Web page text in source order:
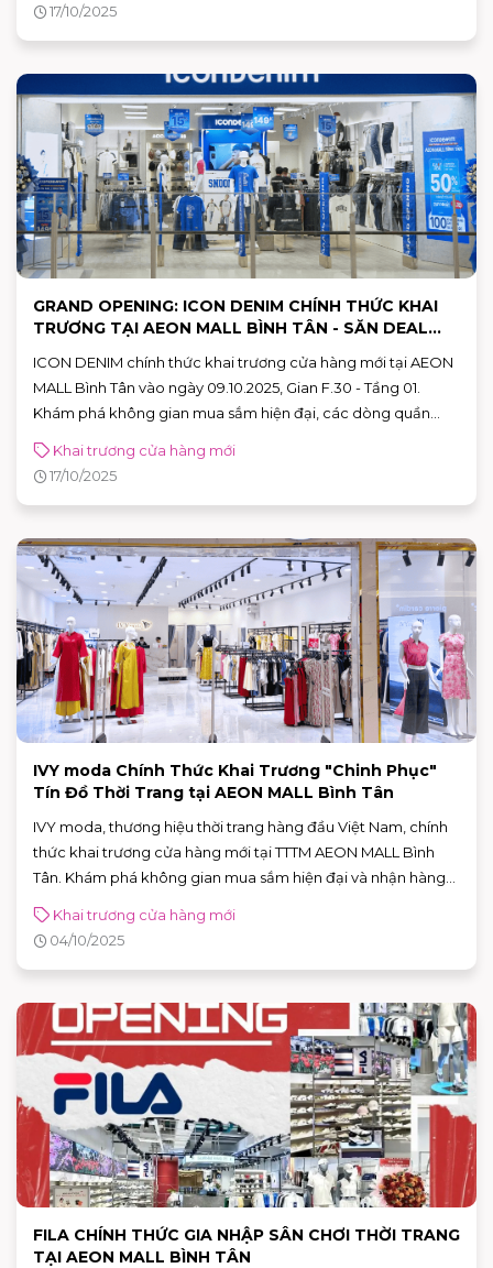
17/10/2025
GRAND OPENING: ICON DENIM CHÍNH THỨC KHAI
TRƯƠNG TẠI AEON MALL BÌNH TÂN - SĂN DEAL
ICON DENIM chính thức khai trương cửa hàng mới tại AEON
MALL Bình Tân vào ngày 09.10.2025, Gian F.30 - Tầng 01.
Khám phá không gian mua sắm hiện đại, các dòng quần
ưu đãi GRAND OPENING siêu hấp dẫn. Ghé thăm ngay!
Khai trương cửa hàng mới
17/10/2025
IVY moda Chính Thức Khai Trương "Chinh Phục"
Tín Đồ Thời Trang tại AEON MALL Bình Tân
IVY moda, thương hiệu thời trang hàng đầu Việt Nam, chính
thức khai trương cửa hàng mới tại TTTM AEON MALL Bình
Tân. Khám phá không gian mua sắm hiện đại và nhận hàng
Khai trương cửa hàng mới
04/10/2025
FILA CHÍNH THỨC GIA NHẬP SÂN CHƠI THỜI TRANG
TẠI AEON MALL BÌNH TÂN